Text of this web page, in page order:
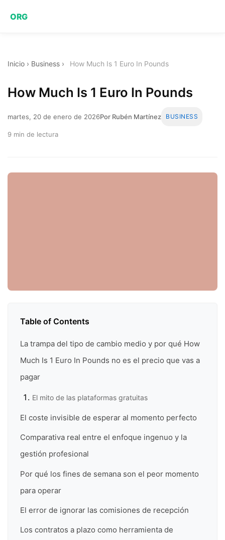
ORG
Inicio › Business › How Much Is 1 Euro In Pounds
How Much Is 1 Euro In Pounds
martes, 20 de enero de 2026Por Rubén Martínez BUSINESS
9 min de lectura
Table of Contents
La trampa del tipo de cambio medio y por qué How
Much Is 1 Euro In Pounds no es el precio que vas a
pagar
El mito de las plataformas gratuitas
El coste invisible de esperar al momento perfecto
Comparativa real entre el enfoque ingenuo y la
gestión profesional
Por qué los fines de semana son el peor momento
para operar
El error de ignorar las comisiones de recepción
Los contratos a plazo como herramienta de